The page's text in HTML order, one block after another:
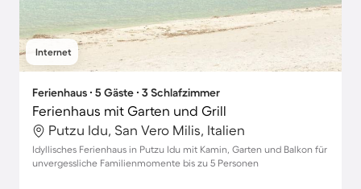
Internet
Ferienhaus ∙ 5 Gäste ∙ 3 Schlafzimmer
Ferienhaus mit Garten und Grill
Putzu Idu, San Vero Milis, Italien
Idyllisches Ferienhaus in Putzu Idu mit Kamin, Garten und Balkon für
unvergessliche Familienmomente bis zu 5 Personen